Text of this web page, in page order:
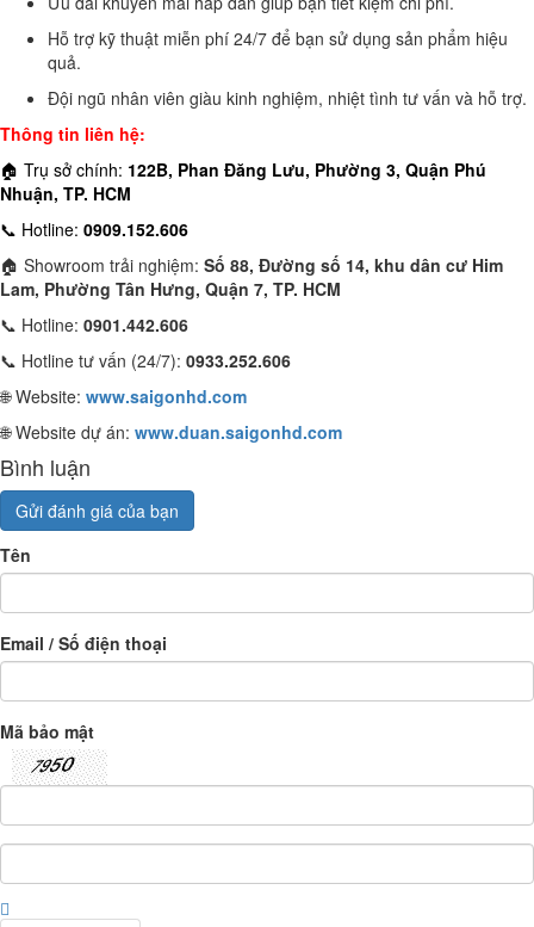
Hỗ trợ kỹ thuật miễn phí 24/7 để bạn sử dụng sản phẩm hiệu
quả.
Đội ngũ nhân viên giàu kinh nghiệm, nhiệt tình tư vấn và hỗ trợ.
Thông tin liên hệ:
🏠 Trụ sở chính: 122B, Phan Đăng Lưu, Phường 3, Quận Phú
Nhuận, TP. HCM
📞 Hotline: 0909.152.606
🏠 Showroom trải nghiệm: Số 88, Đường số 14, khu dân cư Him
Lam, Phường Tân Hưng, Quận 7, TP. HCM
📞 Hotline: 0901.442.606
📞 Hotline tư vấn (24/7): 0933.252.606
🌐 Website: www.saigonhd.com
🌐 Website dự án: www.duan.saigonhd.com
Bình luận
Gửi đánh giá của bạn
Tên
Email / Số điện thoại
Mã bảo mật